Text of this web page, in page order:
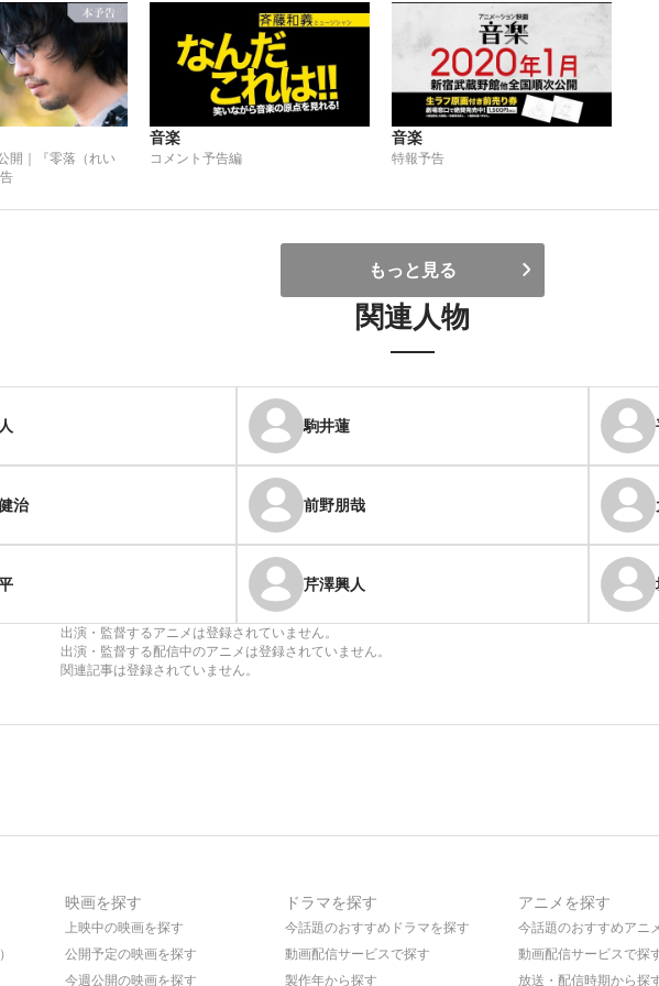
開｜『零落（れい
音楽
コメント予告編
音楽
特報予告
もっと見る
関連人物
駒井蓮
治 前野朋哉
芹澤興人
出演・監督するアニメは登録されていません。
出演・監督する配信中のアニメは登録されていません。
関連記事は登録されていません。
映画を探す
上映中の映画を探す
公開予定の映画を探す
今週公開の映画を探す
ドラマを探す
今話題のおすすめドラマを探す
動画配信サービスで探す
製作年から探す
アニメを探す
今話題のおすすめアニ
動画配信サービスで探
放送・配信時期から探